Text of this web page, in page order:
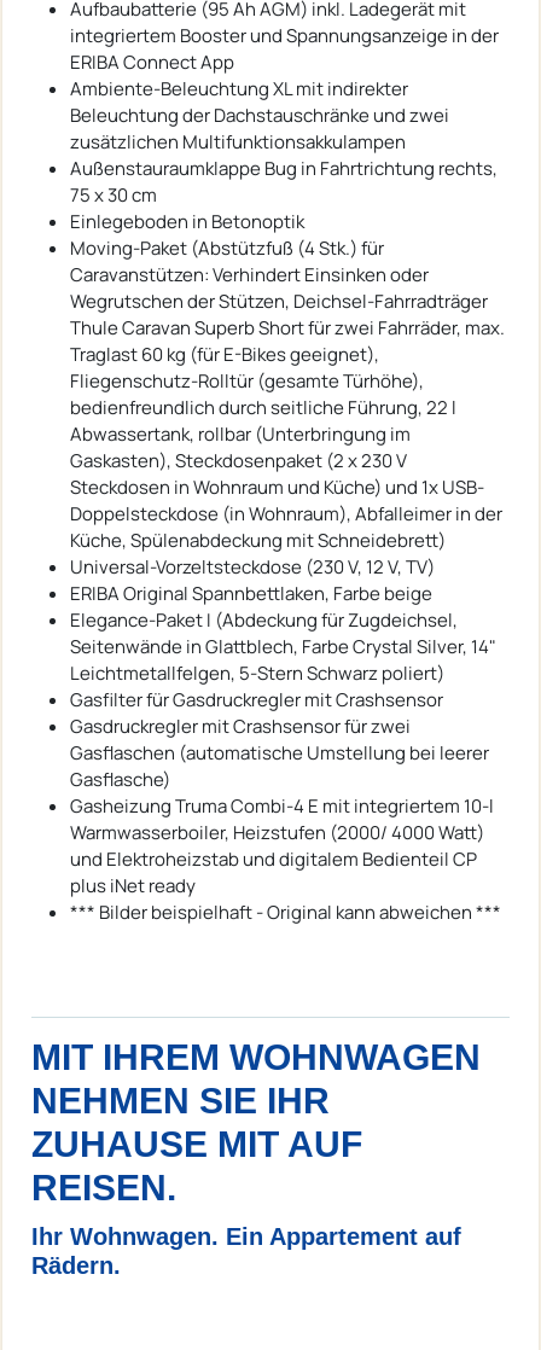
Aufbaubatterie (95 Ah AGM) inkl. Ladegerät mit
integriertem Booster und Spannungsanzeige in der
ERIBA Connect App
Ambiente-Beleuchtung XL mit indirekter
Beleuchtung der Dachstauschränke und zwei
zusätzlichen Multifunktionsakkulampen
Außenstauraumklappe Bug in Fahrtrichtung rechts,
75 x 30 cm
Einlegeboden in Betonoptik
Moving-Paket (Abstützfuß (4 Stk.) für
Caravanstützen: Verhindert Einsinken oder
Wegrutschen der Stützen, Deichsel-Fahrradträger
Thule Caravan Superb Short für zwei Fahrräder, max.
Traglast 60 kg (für E-Bikes geeignet),
Fliegenschutz-Rolltür (gesamte Türhöhe),
bedienfreundlich durch seitliche Führung, 22 l
Abwassertank, rollbar (Unterbringung im
Gaskasten), Steckdosenpaket (2 x 230 V
Steckdosen in Wohnraum und Küche) und 1x USB-
Doppelsteckdose (in Wohnraum), Abfalleimer in der
Küche, Spülenabdeckung mit Schneidebrett)
Universal-Vorzeltsteckdose (230 V, 12 V, TV)
ERIBA Original Spannbettlaken, Farbe beige
Elegance-Paket I (Abdeckung für Zugdeichsel,
Seitenwände in Glattblech, Farbe Crystal Silver, 14"
Leichtmetallfelgen, 5-Stern Schwarz poliert)
Gasfilter für Gasdruckregler mit Crashsensor
Gasdruckregler mit Crashsensor für zwei
Gasflaschen (automatische Umstellung bei leerer
Gasflasche)
Gasheizung Truma Combi-4 E mit integriertem 10-l
Warmwasserboiler, Heizstufen (2000/ 4000 Watt)
und Elektroheizstab und digitalem Bedienteil CP
plus iNet ready
*** Bilder beispielhaft - Original kann abweichen ***
MIT IHREM WOHNWAGEN
NEHMEN SIE IHR
ZUHAUSE MIT AUF
REISEN.
Ihr Wohnwagen. Ein Appartement auf
Rädern.